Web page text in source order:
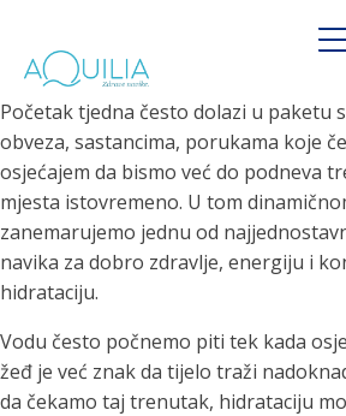
Products
search
Početak tjedna često dolazi u paketu
obveza, sastancima, porukama koje
osjećajem da bismo već do podneva
mjesta istovremeno. U tom
zanemarujemo jednu od
navika za dobro zdravlje, energiju i
hidrataciju.
Vodu često počnemo piti tek kada
žeđ je već znak da tijelo traži
da čekamo taj trenutak, hidrataciju
Tuš glave